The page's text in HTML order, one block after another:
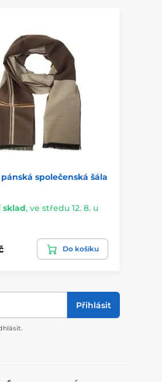
společenská šála
sklad, ve středu 12. 8. u
Do košíku
Přihlásit